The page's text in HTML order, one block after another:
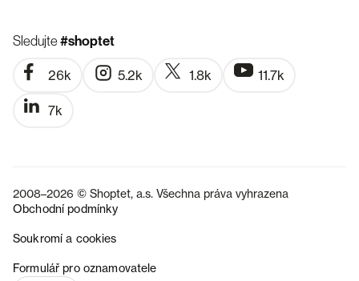
Sledujte#shoptet
26k 5.2k 1.8k 11.7k
7k
2008–2026 © Shoptet, a.s. Všechna práva vyhrazena
Obchodní podmínky
Soukromí a cookies
Formulář pro oznamovatele